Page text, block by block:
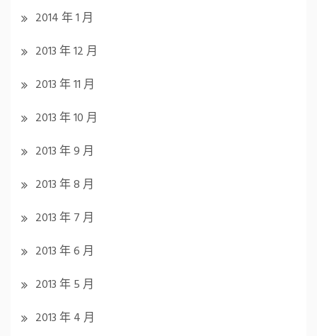
2014 年 1 月
2013 年 12 月
2013 年 11 月
2013 年 10 月
2013 年 9 月
2013 年 8 月
2013 年 7 月
2013 年 6 月
2013 年 5 月
2013 年 4 月